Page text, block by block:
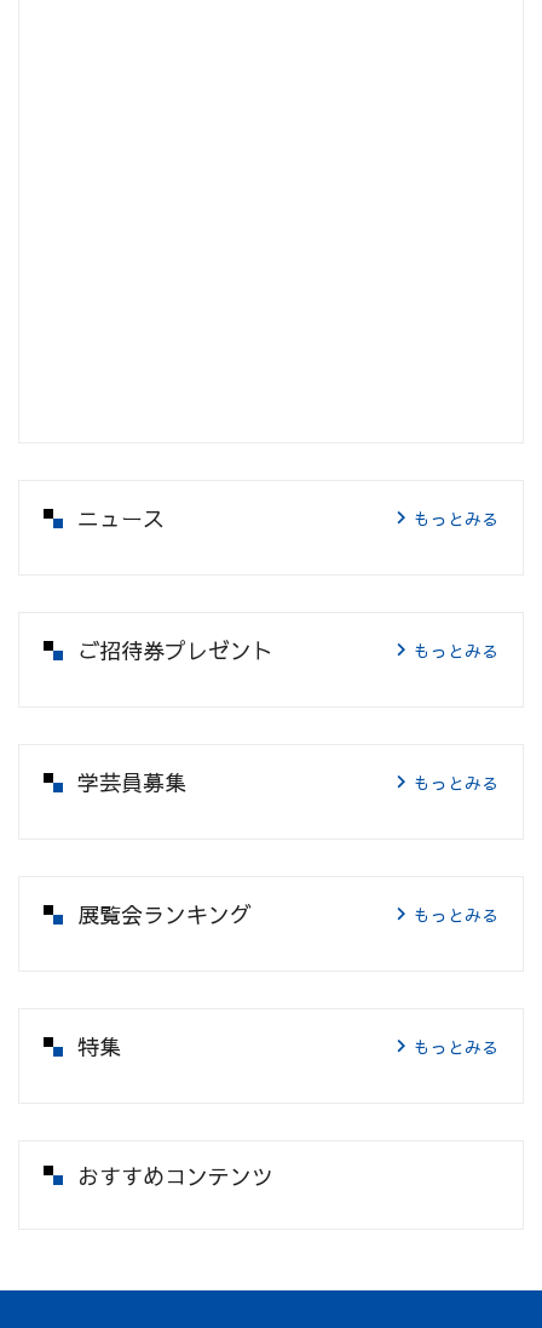
ニュース もっとみる
ご招待券プレゼント もっとみる
学芸員募集 もっとみる
展覧会ランキング もっとみる
特集 もっとみる
おすすめコンテンツ